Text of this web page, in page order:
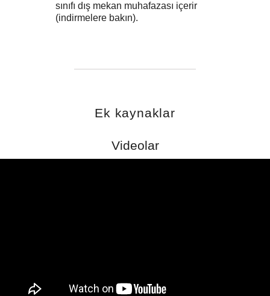
sınıfı dış mekan muhafazası içerir
(indirmelere bakın).
Ek kaynaklar
Videolar